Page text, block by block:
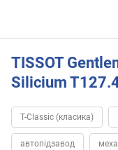
TISSOT
Silicium
T-Classic (класика)
автопідзавод